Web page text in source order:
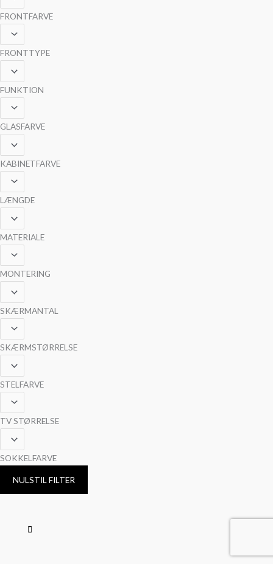
FRONTFARVE
FRONTTYPE
FUNKTION
GLASFARVE
KABINETFARVE
LÆNGDE
MATERIALE
MONTERING
SKÆRMANTAL
SKÆRMSTØRRELSE
STELFARVE
TV STØRRELSE
SOKKELFARVE
NULSTIL FILTER